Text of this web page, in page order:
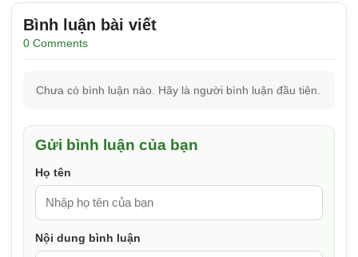
Bình luận bài viết
0 Comments
Chưa có bình luận nào. Hãy là người bình luận đầu tiên.
Gửi bình luận của bạn
Họ tên
Nội dung bình luận